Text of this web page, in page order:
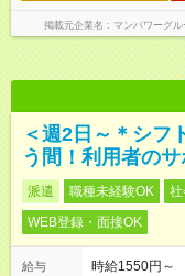
掲載元企業名 マンパワーグ
＜週2日～＊シフ
う間！利用者の
派遣 職種未経験OK
WEB登録・面接OK
給与
時給1550円～